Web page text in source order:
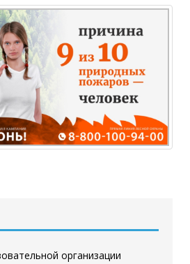
организации